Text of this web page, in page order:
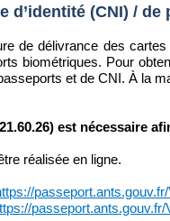
d’identité (CNI) /
de délivrance des
biométriques. Pour
et de CNI. À la
est nécessaire
réalisée en ligne.